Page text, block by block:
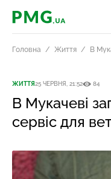
PMG.ua
Головна Життя В
ЖИТТЯ25 ЧЕРВНЯ, 21:52 84
В Мукачеві
сервіс для